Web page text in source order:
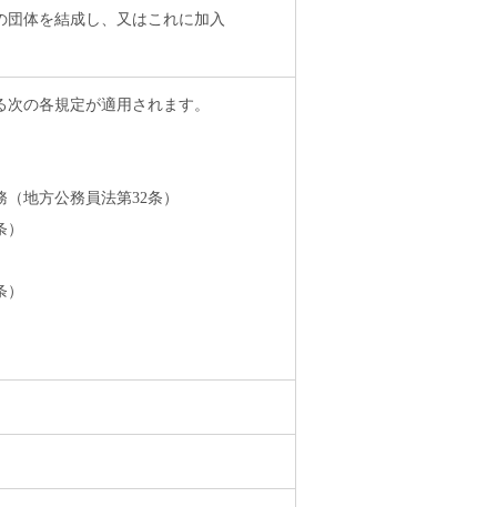
体を結成し、又はこれに加入
の各規定が適用されます。
地方公務員法第32条）